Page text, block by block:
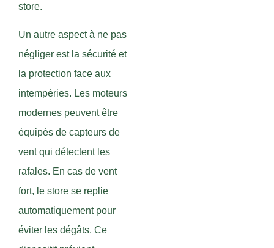
store.
Un autre aspect à ne pas
négliger est la sécurité et
la protection face aux
intempéries. Les moteurs
modernes peuvent être
équipés de capteurs de
vent qui détectent les
rafales. En cas de vent
fort, le store se replie
automatiquement pour
éviter les dégâts. Ce